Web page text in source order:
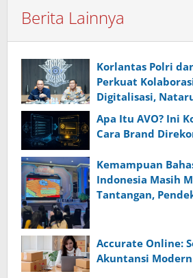
Berita Lainnya
Korlantas Polri
Perkuat
Digitalisasi,
Penertiban ODOL
Apa Itu AVO? Ini
Cara Brand
Kemampuan
Indonesia Masih
Tantangan,
Accurate Online:
Akuntansi